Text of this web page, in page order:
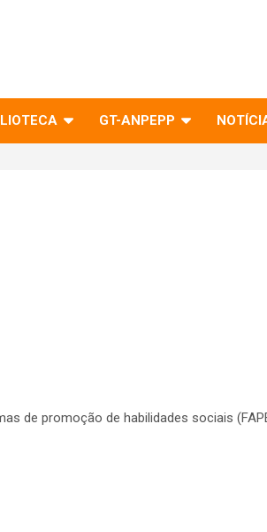
GT-ANPEPP
de promoção de habilidades sociais